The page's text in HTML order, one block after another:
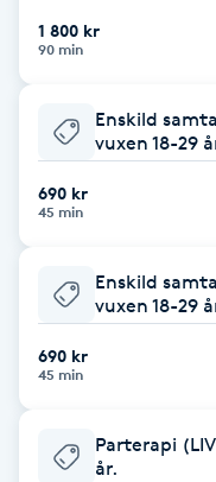
Face framing
Fettreducering
Fibromassage
Fillers
Fotmassage
1 800 kr
90 min
Enskild
vuxen 18-29
690 kr
45 min
Enskild
vuxen 18-29
690 kr
45 min
Parterapi
år.